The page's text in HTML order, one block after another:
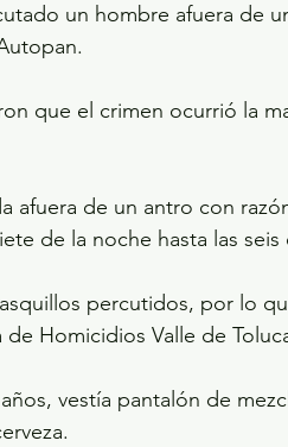
un hombre afuera de
que el crimen ocurrió la
afuera de un antro con
de la noche hasta las
percutidos, por lo
Homicidios Valle de
vestía pantalón de